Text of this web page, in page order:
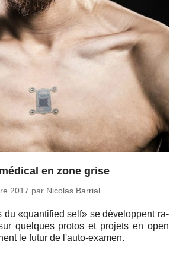
en zone grise
2017 par Nicolas Barrial
du «quan­ti­fied self» se dé­ve­loppent ra­
quelques protos et projets en open
le futur de l'auto-examen.